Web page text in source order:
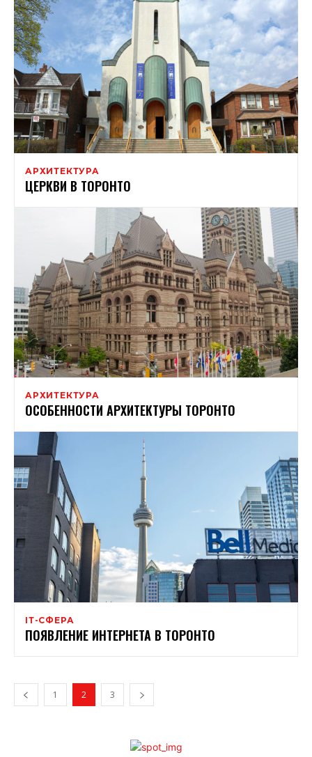
АРХИТЕКТУРА
ЦЕРКВИ В ТОРОНТО
АРХИТЕКТУРА
ОСОБЕННОСТИ АРХИТЕКТУРЫ ТОРОНТО
ІТ-СФЕРА
ПОЯВЛЕНИЕ ИНТЕРНЕТА В ТОРОНТО
1 2 3